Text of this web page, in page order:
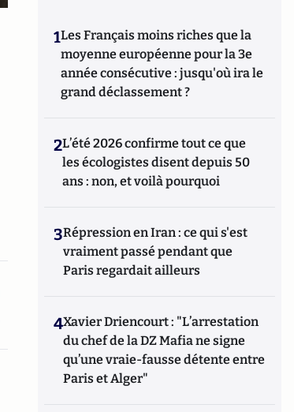
1Les Français moins riches que la
moyenne européenne pour la 3e
année consécutive : jusqu'où ira le
grand déclassement ?
2L’été 2026 confirme tout ce que
les écologistes disent depuis 50
ans : non, et voilà pourquoi
3Répression en Iran : ce qui s'est
vraiment passé pendant que
Paris regardait ailleurs
4Xavier Driencourt : "L’arrestation
du chef de la DZ Mafia ne signe
qu’une vraie-fausse détente entre
Paris et Alger"